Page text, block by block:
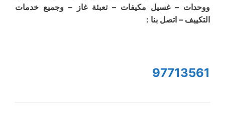
ووحدات – غسيل مكيفات – تعبئة غاز – وجميع خدمات
التكييف – اتصل بنا :
97713561